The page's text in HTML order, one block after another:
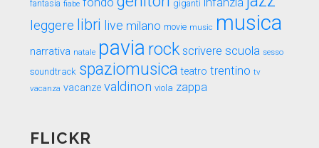
fantasia fiabe giganti
leggere libri live milano movie music musica
narrativa natale pavia rock scrivere scuola sesso
soundtrack spaziomusica teatro trentino tv
vacanza vacanze valdinon viola zappa
FLICKR